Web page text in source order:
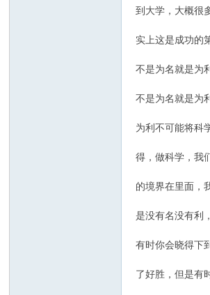
到大学，大概很
实上这是成功的
不是为名就是为
不是为名就是为
为利不可能将科
得，做科学，我
的境界在里面，
是没有名没有利
有时你会晓得下
了好胜，但是有